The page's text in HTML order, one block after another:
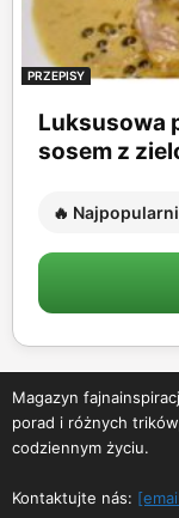
PRZEPISY
Luksusowa
sosem z
🔥
Magazyn
porad i różnych
codziennym życiu.
Kontaktujte nás: